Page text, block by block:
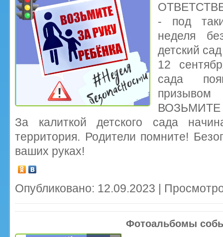
- под
неделя
детский
12
сада
ВОЗЬМИТЕ
За калиткой детского сада
территория. Родители помните!
ваших руках!
Опубликовано: 12.09.2023 |
Фотоальбомы